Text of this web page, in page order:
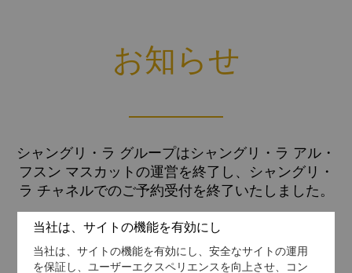
お知らせ
シャングリ・ラ グループはシャングリ・ラ アル・
フスン マスカットの運営を終了し、シャングリ・
ラ チャネルでのご予約受付を終了いたしました。
世界各地のシャングリ・ラホテルとリゾートにつ
い申し上げます。
当社は、サイトの機能を有効にし
当社は、サイトの機能を有効にし、安全なサイトの運用
を保証し、ユーザーエクスペリエンスを向上させ、コン